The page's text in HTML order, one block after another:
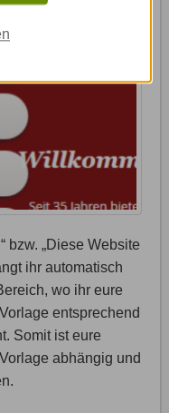
bzw. „Diese Website
ihr automatisch
wo ihr eure
entsprechend
Somit ist eure
abhängig und